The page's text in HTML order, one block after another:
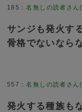
185 ：名無しの読者さん
サンジも発火す
骨格でないなら
557 ：名無しの読者さん
発火する種族も